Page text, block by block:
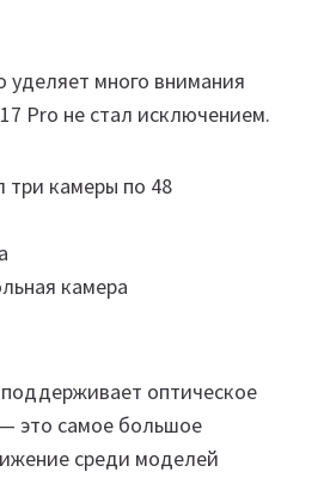
уделяет много внимания
Pro не стал исключением.
три камеры по 48
камера
оптическое
это самое большое
среди моделей